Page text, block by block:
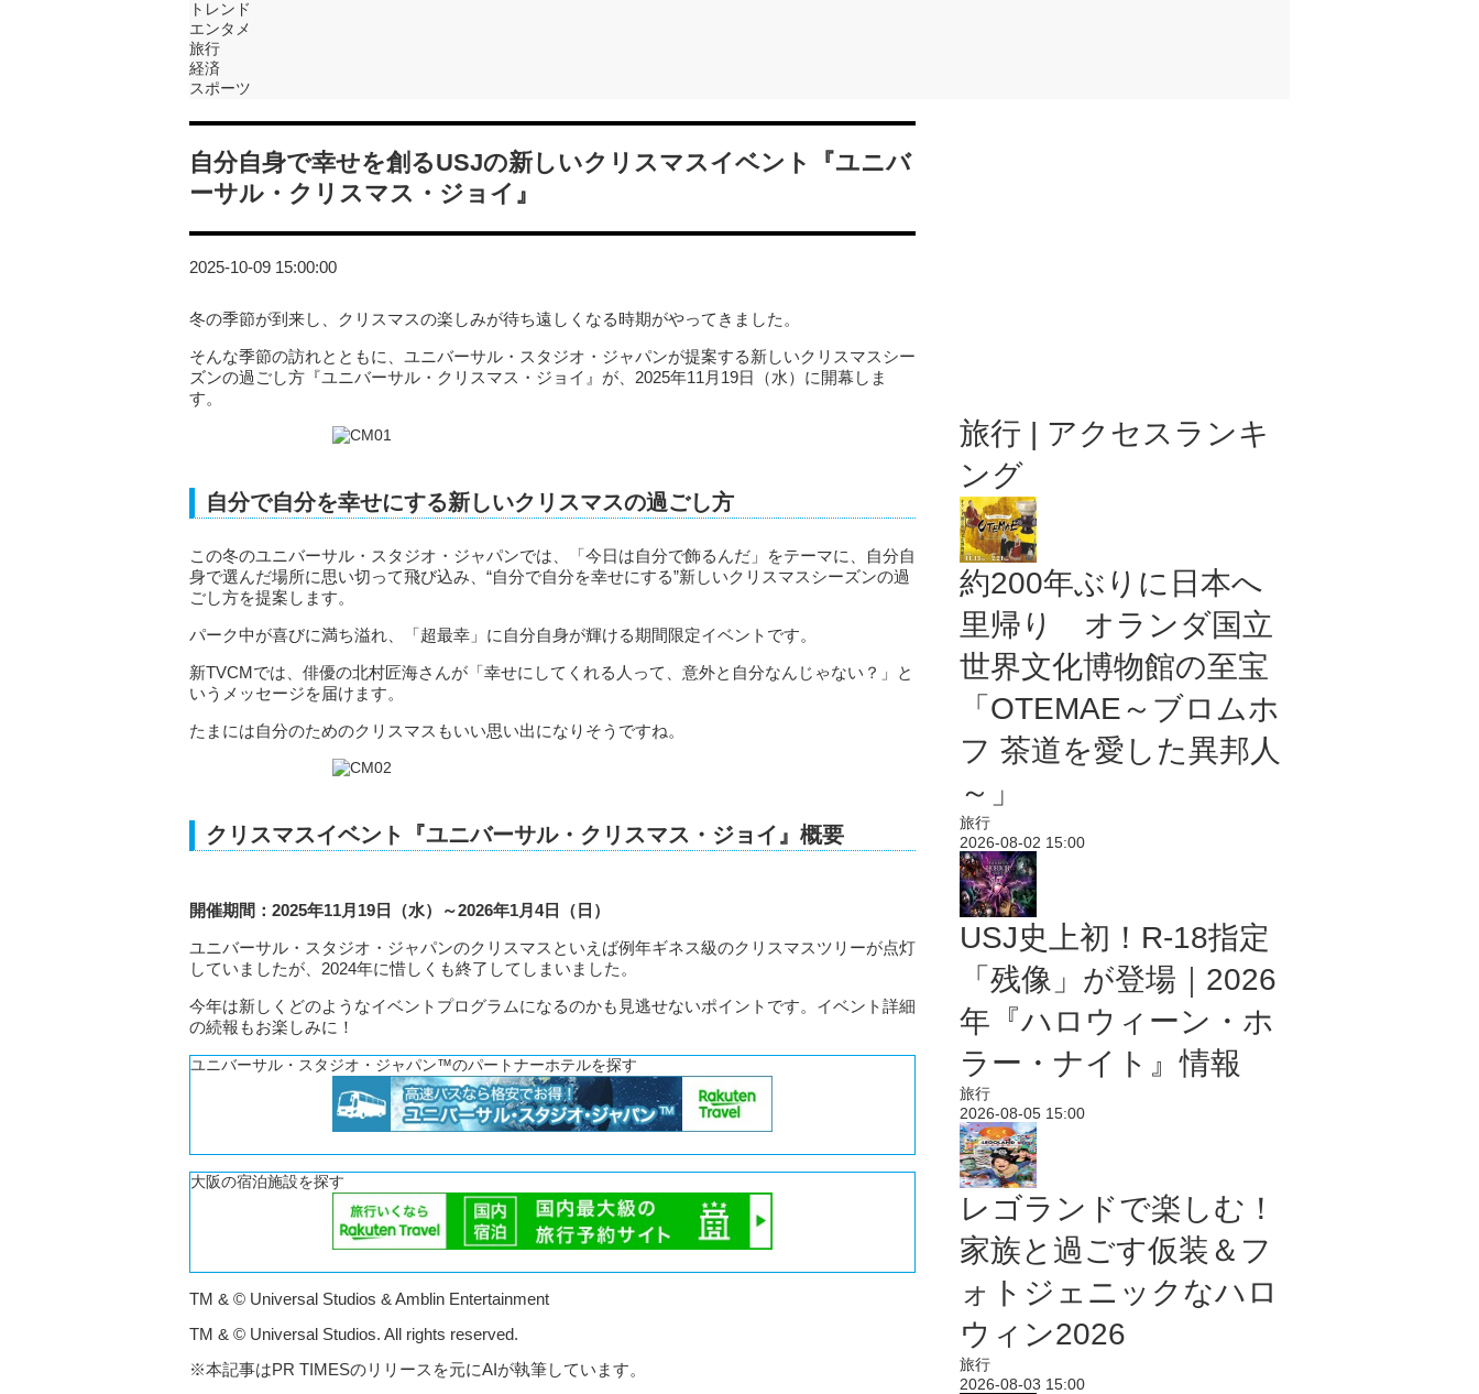
トレンド
エンタメ
旅行
経済
スポーツ
自分自身で幸せを創るUSJの新しいクリスマスイベント『ユニバ
ーサル・クリスマス・ジョイ』
2025-10-09 15:00:00
冬の季節が到来し、クリスマスの楽しみが待ち遠しくなる時期がやってきました。
そんな季節の訪れとともに、ユニバーサル・スタジオ・ジャパンが提案する新しいクリスマスシー
ズンの過ごし方『ユニバーサル・クリスマス・ジョイ』が、2025年11月19日（水）に開幕しま
す。
自分で自分を幸せにする新しいクリスマスの過ごし方
この冬のユニバーサル・スタジオ・ジャパンでは、「今日は自分で飾るんだ」をテーマに、自分自
身で選んだ場所に思い切って飛び込み、“自分で自分を幸せにする”新しいクリスマスシーズンの過
ごし方を提案します。
パーク中が喜びに満ち溢れ、「超最幸」に自分自身が輝ける期間限定イベントです。
新TVCMでは、俳優の北村匠海さんが「幸せにしてくれる人って、意外と自分なんじゃない？」と
いうメッセージを届けます。
たまには自分のためのクリスマスもいい思い出になりそうですね。
クリスマスイベント『ユニバーサル・クリスマス・ジョイ』概要
開催期間：2025年11月19日（水）～2026年1月4日（日）
ユニバーサル・スタジオ・ジャパンのクリスマスといえば例年ギネス級のクリスマスツリーが点灯
していましたが、2024年に惜しくも終了してしまいました。
今年は新しくどのようなイベントプログラムになるのかも見逃せないポイントです。イベント詳細
の続報もお楽しみに！
ユニバーサル・スタジオ・ジャパン™のパートナーホテルを探す
大阪の宿泊施設を探す
TM & © Universal Studios & Amblin Entertainment
TM & © Universal Studios. All rights reserved.
※本記事はPR TIMESのリリースを元にAIが執筆しています。
旅行 | アクセスランキ
ング
約200年ぶりに日本へ
里帰り オランダ国立
世界文化博物館の至宝
「OTEMAE～ブロムホ
フ 茶道を愛した異邦人
～」
旅行
2026-08-02 15:00
USJ史上初！R-18指定
「残像」が登場｜2026
年『ハロウィーン・ホ
ラー・ナイト』情報
旅行
2026-08-05 15:00
レゴランドで楽しむ！
家族と過ごす仮装＆フ
ォトジェニックなハロ
ウィン2026
旅行
2026-08-03 15:00